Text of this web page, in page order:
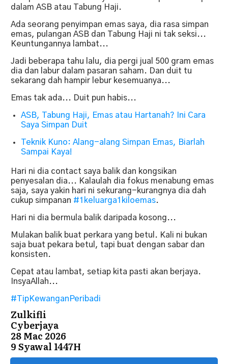
dalam ASB atau Tabung Haji.
Ada seorang penyimpan emas saya, dia rasa simpan
emas, pulangan ASB dan Tabung Haji ni tak seksi...
Keuntungannya lambat...
Jadi beberapa tahu lalu, dia pergi jual 500 gram emas
dia dan labur dalam pasaran saham. Dan duit tu
sekarang dah hampir lebur kesemuanya...
Emas tak ada... Duit pun habis...
ASB, Tabung Haji, Emas atau Hartanah? Ini Cara
Saya Simpan Duit
Teknik Kuno: Alang-alang Simpan Emas, Biarlah
Sampai Kaya!
Hari ni dia contact saya balik dan kongsikan
penyesalan dia... Kalaulah dia fokus menabung emas
saja, saya yakin hari ni sekurang-kurangnya dia dah
cukup simpanan #1keluarga1kiloemas.
Hari ni dia bermula balik daripada kosong...
Mulakan balik buat perkara yang betul. Kali ni bukan
saja buat pekara betul, tapi buat dengan sabar dan
konsisten.
Cepat atau lambat, setiap kita pasti akan berjaya.
InsyaAllah...
#TipKewanganPeribadi
Zulkifli
Cyberjaya
28 Mac 2026
9 Syawal 1447H